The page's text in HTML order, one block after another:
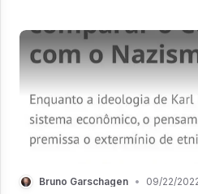
Bruno Garschagen • 09/22/